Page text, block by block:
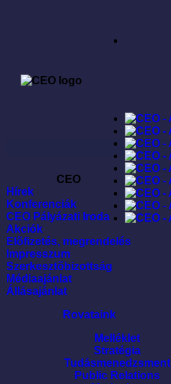
CEO
Hírek
Konferenciák
CEO Pályázati Iroda
Akciók
Elõfizetés, megrendelés
Impresszum
Szerkesztõbizottság
Médiaajánlat
Állásajánlat
Rovataink
Melléklet
Stratégia
Tudásmenedzsment
Public Relations